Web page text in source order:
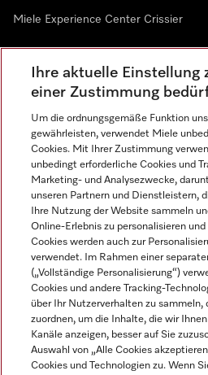
Miele Experience Center Crissier
Newsletter
Sprache
DEUTSCH
Miele auf YoutubeMiele auf Instagram
Miele auf Facebook
Miele aufMiele
Ihre aktuelle Einstellung
einer Zustimmung
Um die ordnungsgemäße Funktion
gewährleisten, verwendet Miele
Cookies. Mit Ihrer Zustimmung
unbedingt erforderliche Cookies und
Marketing- und Analysezwecke,
unseren Partnern und Dienstleistern,
Ihre Nutzung der Website sammeln
Online-Erlebnis zu personalisieren
Cookies werden auch zur
verwendet. Im Rahmen einer
(„Vollständige Personalisierung“)
Cookies und andere Tracking-
über Ihr Nutzerverhalten zu sammeln,
zuordnen, um die Inhalte, die wir
Kanäle anzeigen, besser auf Sie
Auswahl von „Alle Cookies
Cookies und Technologien zu. Wenn